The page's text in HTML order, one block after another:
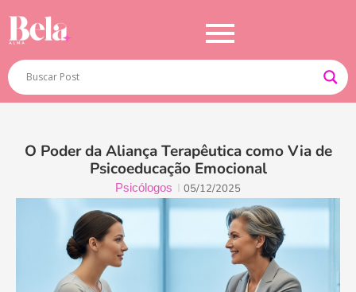
O Poder da Aliança Terapêutica como Via de
Psicoeducação Emocional
Psicólogos 05/12/2025